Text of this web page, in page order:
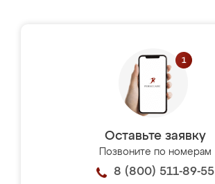
Оставьте заявку
Позвоните по номерам
8 (800) 511-89-55